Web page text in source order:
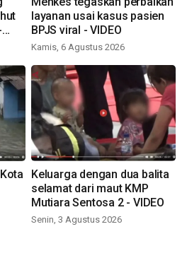
layanan usai kasus pasien
BPJS viral - VIDEO
Kamis, 6 Agustus 2026
Keluarga dengan dua balita
selamat dari maut KMP
Mutiara Sentosa 2 - VIDEO
Senin, 3 Agustus 2026